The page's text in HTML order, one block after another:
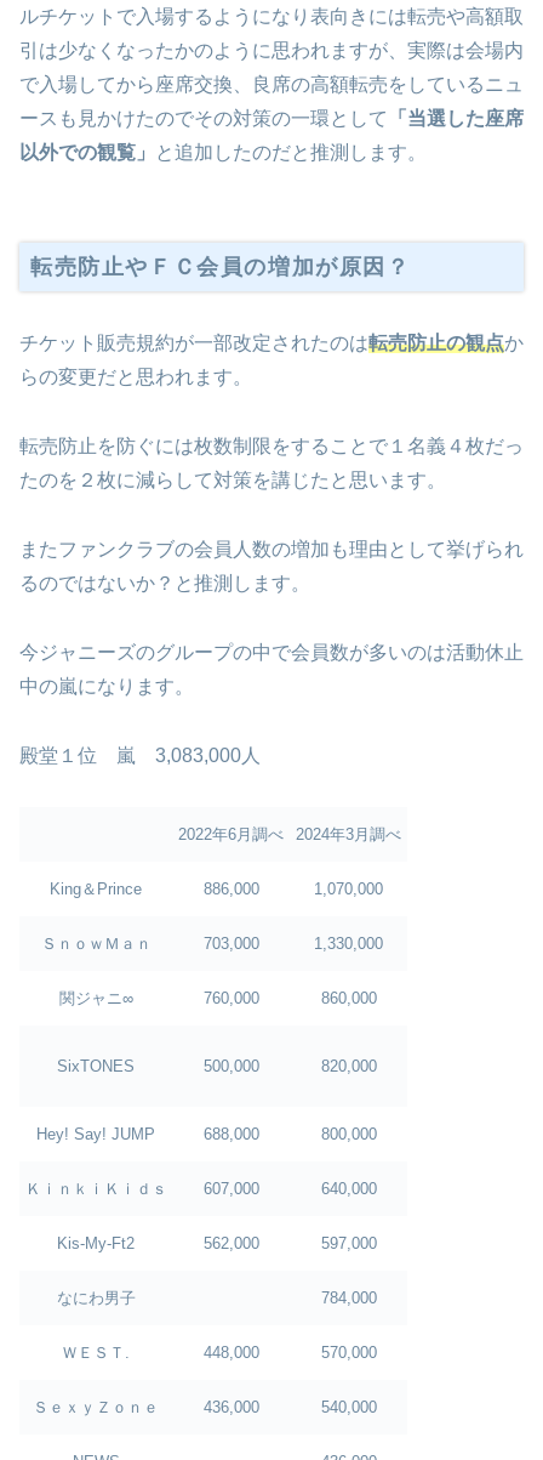
ルチケットで入場するようになり表向きには転売や高額取
引は少なくなったかのように思われますが、実際は会場内
で入場してから座席交換、良席の高額転売をしているニュ
ースも見かけたのでその対策の一環として
「当選した座席
以外での観覧」
と追加したのだと推測します。
転売防止やＦＣ会員の増加が原因？
チケット販売規約が一部改定されたのは転売防止の観点か
らの変更だと思われます。
転売防止を防ぐには枚数制限をすることで１名義４枚だっ
たのを２枚に減らして対策を講じたと思います。
またファンクラブの会員人数の増加も理由として挙げられ
るのではないか？と推測します。
今ジャニーズのグループの中で会員数が多いのは活動休止
中の嵐になります。
殿堂１位 嵐 3,083,000人
2022年6月調べ 2024年3月調べ
King＆Prince 886,000 1,070,000
ＳｎｏｗＭａｎ 703,000 1,330,000
関ジャニ∞ 760,000 860,000
SixTONES 500,000 820,000
Hey! Say! JUMP 688,000 800,000
ＫｉｎｋｉＫｉｄｓ 607,000 640,000
Kis-My-Ft2 562,000 597,000
なにわ男子 784,000
ＷＥＳＴ. 448,000 570,000
ＳｅｘｙＺｏｎｅ 436,000 540,000